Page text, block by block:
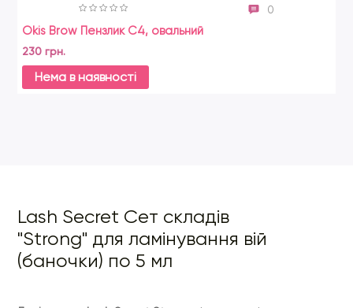
- фіксує завиток
- прикриває лусочки кутикули
- захищає структуру вій перед фарбуванням та покращує
зчеплення між пігментом та кутикулою після фарбування
- Активізує сплячі фолікули, прискорює відновлення та
- Повністю опускає лусочки кутикули, закріплює укріплену
структуру та фіксує завиток, ламінує, покриває вії
0
Okis Brow Пензлик C4, овальний
230 грн.
Нема в наявності
Lash Secret Сет складів
"Strong" для ламінування вій
(баночки) по 5 мл